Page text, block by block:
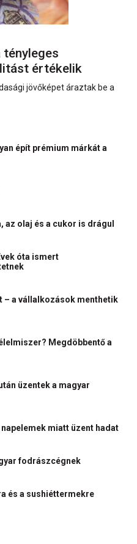
értékelik
jövőképet áraztak be a
épít prémium márkát a
az olaj és a cukor is drágul
óta ismert
– a vállalkozások menthetik
Megdöbbentő a
üzentek a magyar
miatt üzent hadat
fodrászcégnek
és a sushiéttermekre